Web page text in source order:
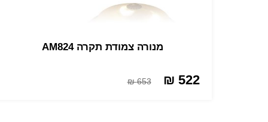
מנורה צמודת תקרה AM824
522 ₪
653 ₪